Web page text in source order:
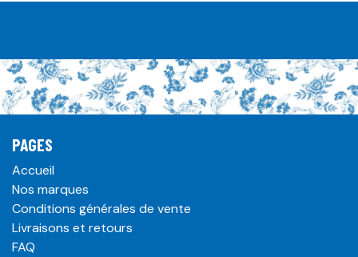
PAGES
Accueil
Nos marques
Conditions générales de vente
Livraisons et retours
FAQ